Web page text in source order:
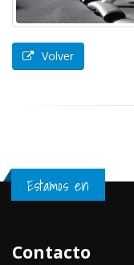
Volver
Estamos en
Contacto